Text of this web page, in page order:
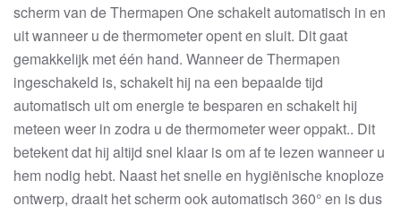
scherm van de Thermapen One schakelt automatisch in en
uit wanneer u de thermometer opent en sluit. Dit gaat
gemakkelijk met één hand. Wanneer de Thermapen
ingeschakeld is, schakelt hij na een bepaalde tijd
automatisch uit om energie te besparen en schakelt hij
meteen weer in zodra u de thermometer weer oppakt.. Dit
betekent dat hij altijd snel klaar is om af te lezen wanneer u
hem nodig hebt. Naast het snelle en hygiënische knoploze
ontwerp, draait het scherm ook automatisch 360° en is dus